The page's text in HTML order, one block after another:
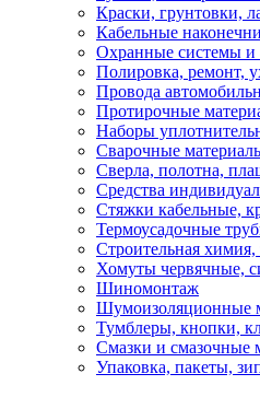
Краски, грунтовки,
Кабельные
Охранные системы и
Полировка, ремонт,
Провода
Протирочные
Наборы
Сварочные
Сверла, полотна,
Средства
Стяжки кабельные,
Термоусадочные
Строительная
Хомуты червячные,
Шиномонтаж
Шумоизоляционные
Тумблеры, кнопки,
Смазки и смазочные
Упаковка, пакеты,